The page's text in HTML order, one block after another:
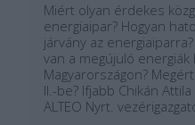
Miért olyan érdekes
energiaipar? Hogyan
járvány az
van a megújuló
Magyarországon?
II.-be? Ifjabb Chikán
ALTEO Nyrt.